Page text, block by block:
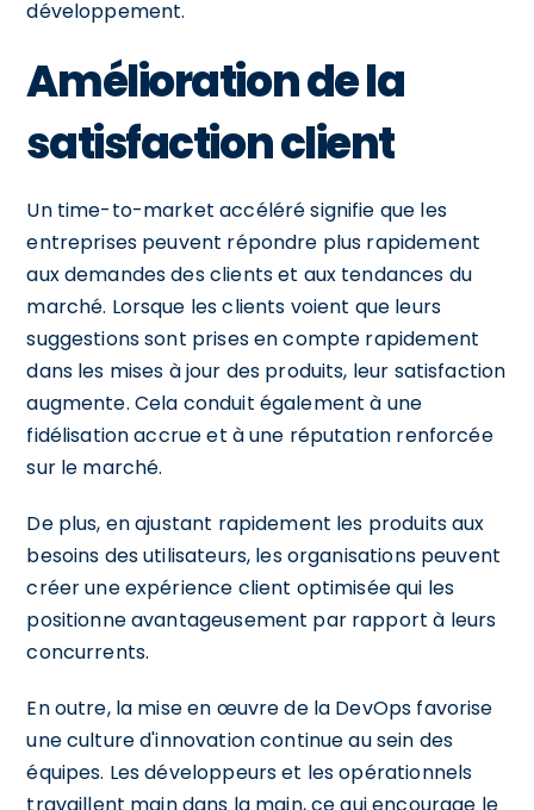
développement.
Amélioration de la
satisfaction client
Un time-to-market accéléré signifie que les
entreprises peuvent répondre plus rapidement
aux demandes des clients et aux tendances du
marché. Lorsque les clients voient que leurs
suggestions sont prises en compte rapidement
dans les mises à jour des produits, leur satisfaction
augmente. Cela conduit également à une
fidélisation accrue et à une réputation renforcée
sur le marché.
De plus, en ajustant rapidement les produits aux
besoins des utilisateurs, les organisations peuvent
créer une expérience client optimisée qui les
positionne avantageusement par rapport à leurs
concurrents.
En outre, la mise en œuvre de la DevOps favorise
une culture d'innovation continue au sein des
équipes. Les développeurs et les opérationnels
travaillent main dans la main, ce qui encourage le